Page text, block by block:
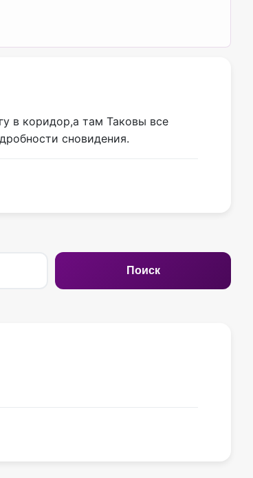
в коридор,а там​ Таковы все
сновидения.
Поиск